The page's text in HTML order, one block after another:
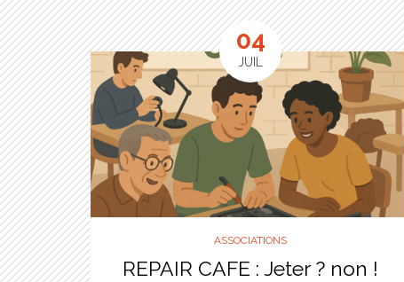
ASSOCIATIONS
REPAIR CAFE : Jeter ? non !
04
JUIL LET